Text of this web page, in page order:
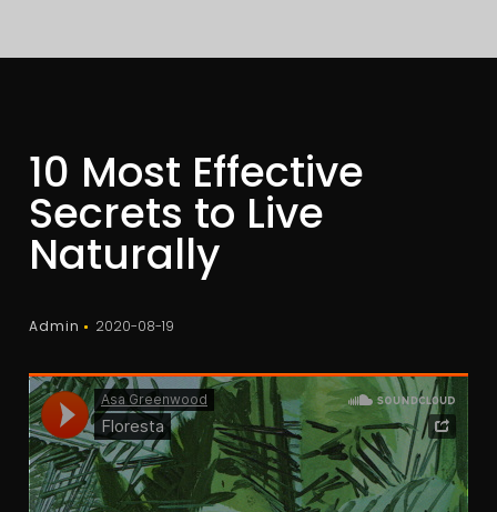
10 Most Effective
Secrets to Live
Naturally
Admin 2020-08-19